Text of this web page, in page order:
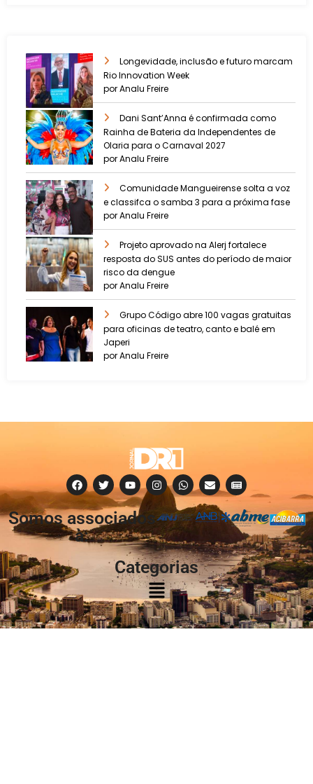
Longevidade, inclusão e futuro marcam
Rio Innovation Week
por Analu Freire
Dani Sant’Anna é confirmada como
Rainha de Bateria da Independentes de
Olaria para o Carnaval 2027
por Analu Freire
Comunidade Mangueirense solta a voz
e classifca o samba 3 para a próxima fase
por Analu Freire
Projeto aprovado na Alerj fortalece
resposta do SUS antes do período de maior
risco da dengue
por Analu Freire
Grupo Código abre 100 vagas gratuitas
para oficinas de teatro, canto e balé em
Japeri
por Analu Freire
Somos associados
à:
Categorias